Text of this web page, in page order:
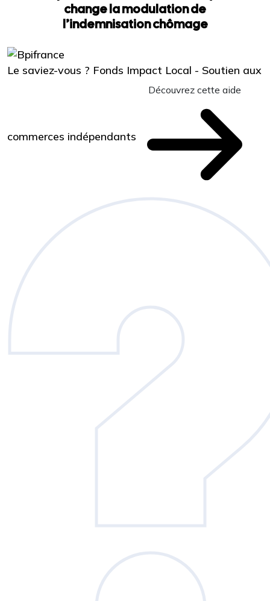
change la modulation de
l’indemnisation chômage
Le saviez-vous ? Fonds Impact Local - Soutien aux
commerces indépendants
Découvrez cette aide